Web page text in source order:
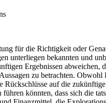
für die Richtigkeit oder
unterliegen bekannten und
Ergebnissen abweichen,
zu betrachten.
Rückschlüsse auf die
könnten, dass sich die